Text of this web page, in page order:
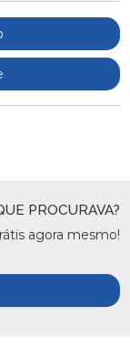
PROCURAVA?
agora mesmo!